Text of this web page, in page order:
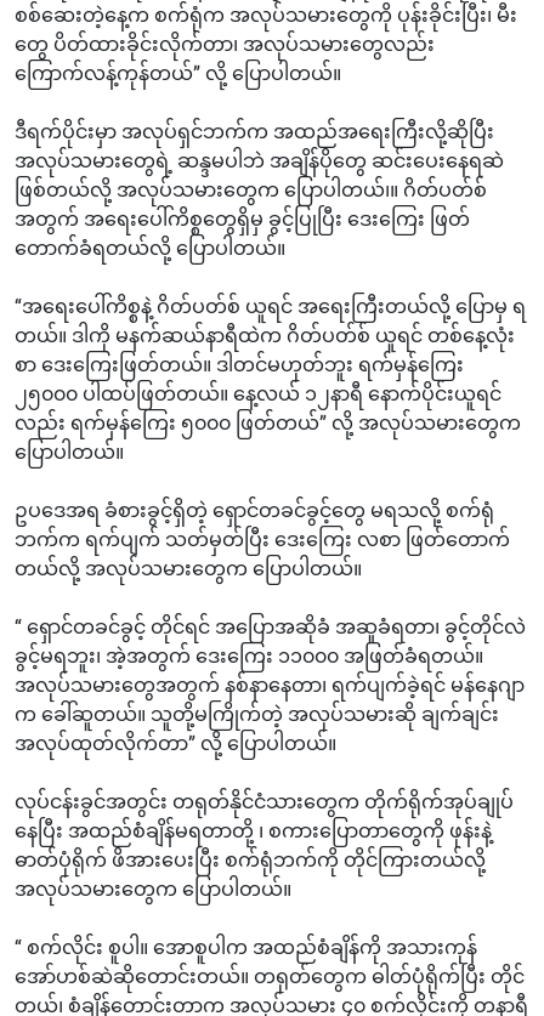
စစ်ဆေးတဲ့နေ့က စက်ရုံက အလုပ်သမားတွေကို ပုန်းခိုင်းပြီး၊ မီး
တွေ ပိတ်ထားခိုင်းလိုက်တာ၊ အလုပ်သမားတွေလည်း
ကြောက်လန့်ကုန်တယ်” လို့ ပြောပါတယ်။
ဒီရက်ပိုင်းမှာ အလုပ်ရှင်ဘက်က အထည်အရေးကြီးလို့ဆိုပြီး
အလုပ်သမားတွေရဲ့ ဆန္ဒမပါဘဲ အချိန်ပိုတွေ ဆင်းပေးနေရဆဲ
ဖြစ်တယ်လို့ အလုပ်သမားတွေက ပြောပါတယ်၊။ ဂိတ်ပတ်စ်
အတွက် အရေးပေါ်ကိစ္စတွေရှိမှ ခွင့်ပြုပြီး ဒေးကြေး ဖြတ်
တောက်ခံရတယ်လို့ ပြောပါတယ်။
“အရေးပေါ်ကိစ္စနဲ့ ဂိတ်ပတ်စ် ယူရင် အရေးကြီးတယ်လို့ ပြောမှ ရ
တယ်။ ဒါကို မနက်ဆယ်နာရီထဲက ဂိတ်ပတ်စ် ယူရင် တစ်နေ့လုံး
စာ ဒေးကြေးဖြတ်တယ်။ ဒါတင်မဟုတ်ဘူး ရက်မှန်ကြေး
၂၅၀၀၀ ပါထပ်ဖြတ်တယ်။ နေ့လယ် ၁၂နာရီ နောက်ပိုင်းယူရင်
လည်း ရက်မှန်ကြေး ၅၀၀၀ ဖြတ်တယ်” လို့ အလုပ်သမားတွေက
ပြောပါတယ်။
ဥပဒေအရ ခံစားခွင့်ရှိတဲ့ ရှောင်တခင်ခွင့်တွေ မရသလို့ စက်ရုံ
ဘက်က ရက်ပျက် သတ်မှတ်ပြီး ဒေးကြေး လစာ ဖြတ်တောက်
တယ်လို့ အလုပ်သမားတွေက ပြောပါတယ်။
“ ရှောင်တခင်ခွင့် တိုင်ရင် အပြောအဆိုခံ အဆူခံရတာ၊ ခွင့်တိုင်လဲ
ခွင့်မရဘူး၊ အဲ့အတွက် ဒေးကြေး ၁၁၀၀၀ အဖြတ်ခံရတယ်။
အလုပ်သမားတွေအတွက် နစ်နာနေတာ၊ ရက်ပျက်ခဲ့ရင် မန်နေဂျာ
က ခေါ်ဆူတယ်။ သူတို့မကြိုက်တဲ့ အလုပ်သမားဆို ချက်ချင်း
အလုပ်ထုတ်လိုက်တာ” လို့ ပြောပါတယ်။
လုပ်ငန်းခွင်အတွင်း တရုတ်နိုင်ငံသားတွေက တိုက်ရိုက်အုပ်ချုပ်
နေပြီး အထည်စံချိန်မရတာတို့ ၊ စကားပြောတာတွေကို ဖုန်းနဲ့
ဓာတ်ပုံရိုက် ဖိအားပေးပြီး စက်ရုံဘက်ကို တိုင်ကြားတယ်လို့
အလုပ်သမားတွေက ပြောပါတယ်။
“ စက်လိုင်း စူပါ။ အောစူပါက အထည်စံချိန်ကို အသားကုန်
အော်ဟစ်ဆဲဆိုတောင်းတယ်။ တရုတ်တွေက ဓါတ်ပုံရိုက်ပြီး တိုင်
တယ်၊ စံချိန်တောင်းတာက အလုပ်သမား ၄၀ စက်လိုင်းကို တနာရီ